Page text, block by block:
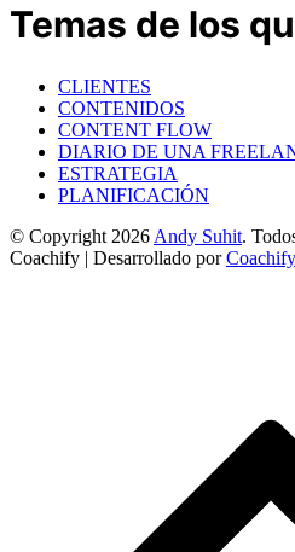
Temas de los
CLIENTES
CONTENIDOS
CONTENT FLOW
DIARIO DE UNA
ESTRATEGIA
PLANIFICACIÓN
© Copyright 2026 Andy Suhit.
Coachify | Desarrollado porCoachify